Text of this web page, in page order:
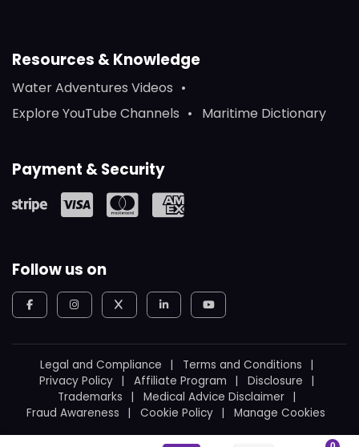
Resources & Knowledge
Water Adventures Videos
Explore YouTube Channels
Maritime Dictionary
Payment & Security
Follow us on
Legal and Compliance
Terms and Conditions
Privacy Policy
Affiliate Program
Disclosure
Trademarks
Medical Advice Disclaimer
Fraud Awareness
Cookie Policy
Manage Cookies
WeBoating.All rights reserved.